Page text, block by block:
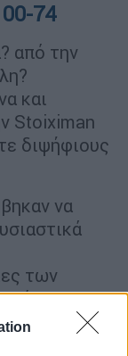
74
από την
και
Stoiximan
διψήφιους
να
των
Όμερ
και